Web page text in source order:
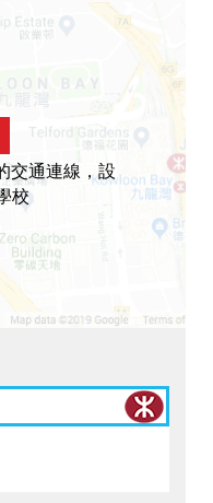
交通連線，設
校